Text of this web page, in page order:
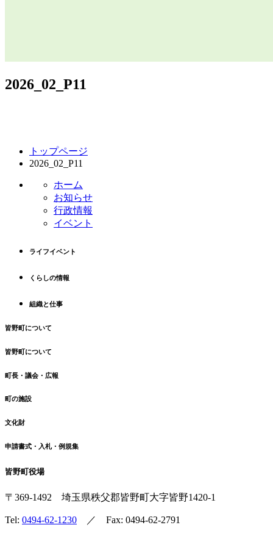
2026_02_P11
トップページ
2026_02_P11
ホーム
お知らせ
行政情報
イベント
ライフイベント
くらしの情報
組織と仕事
皆野町について
皆野町について
町長・議会・広報
町の施設
文化財
申請書式・入札・例規集
皆野町役場
〒369-1492 埼玉県秩父郡皆野町大字皆野1420-1
Tel: 0494-62-1230 ／ Fax: 0494-62-2791